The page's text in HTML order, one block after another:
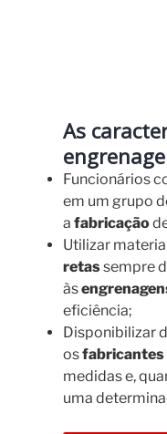
As
Funcionários
em um grupo
afabricação
Utilizar
retassempre
às
eficiência;
Disponibilizar
osfabricantes
medidas e,
uma